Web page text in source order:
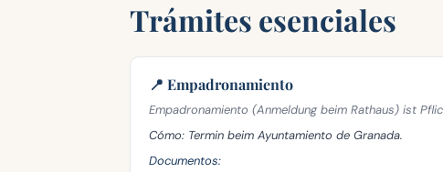
Trámites esenciales
📍 Empadronamiento
Empadronamiento (Anmeldung beim Rathaus) ist
Cómo: Termin beim Ayuntamiento de Granada.
Documentos: